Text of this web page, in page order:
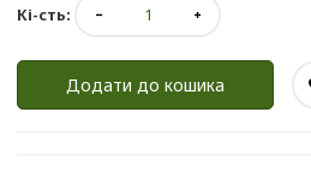
Кі-сть:
Додати до кошика